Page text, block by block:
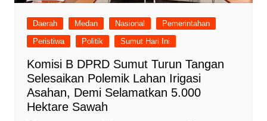
Daerah Medan Nasional
Pemerintahan
Peristiwa
Politik Sumut Hari Ini
Komisi B DPRD Sumut Turun Tangan
Selesaikan Polemik Lahan Irigasi
Asahan, Demi Selamatkan 5.000
Hektare Sawah